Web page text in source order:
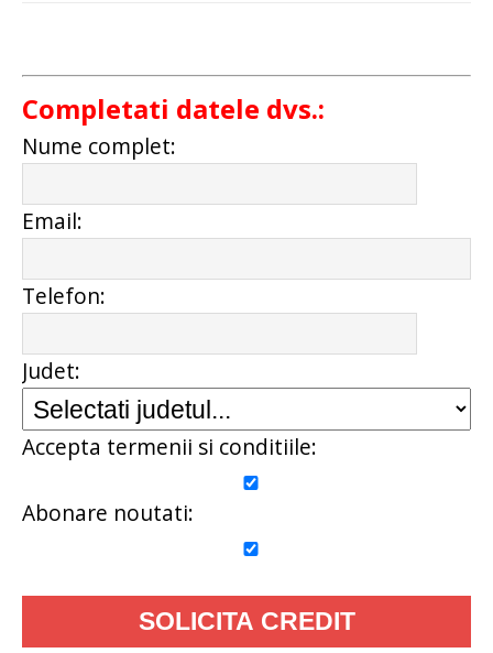
Completati datele dvs.:
Nume complet:
Email:
Telefon:
Judet:
Accepta termenii si conditiile:
Abonare noutati: